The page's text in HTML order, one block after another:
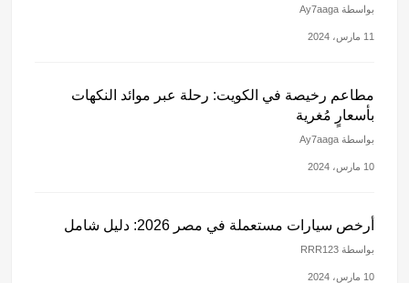
بواسطة Ay7aaga
11 مارس، 2024
مطاعم رخيصة في الكويت: رحلة عبر موائد النكهات
بأسعارٍ مُغرية
بواسطة Ay7aaga
10 مارس، 2024
أرخص سيارات مستعملة في مصر 2026: دليل شامل
بواسطة RRR123
10 مارس، 2024